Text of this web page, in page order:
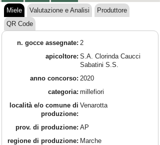
Miele Valutazione e Analisi
Produttore
QR Code
n. gocce assegnate: 2
apicoltore: S.A. Clorinda Caucci
Sabatini S.S.
anno concorso: 2020
categoria: millefiori
località e/o comune di
produzione:
Venarotta
prov. di produzione: AP
regione di produzione: Marche